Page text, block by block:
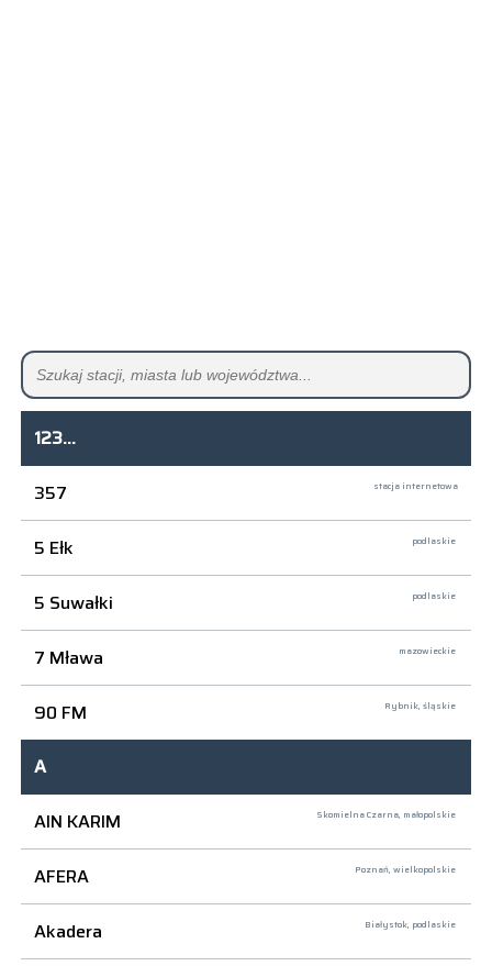
123...
357
stacja internetowa
5 Ełk podlaskie
5 Suwałki podlaskie
7 Mława mazowieckie
90 FM Rybnik, śląskie
A
AIN KARIM
Skomielna Czarna, małopolskie
AFERA Poznań, wielkopolskie
Akadera Białystok, podlaskie